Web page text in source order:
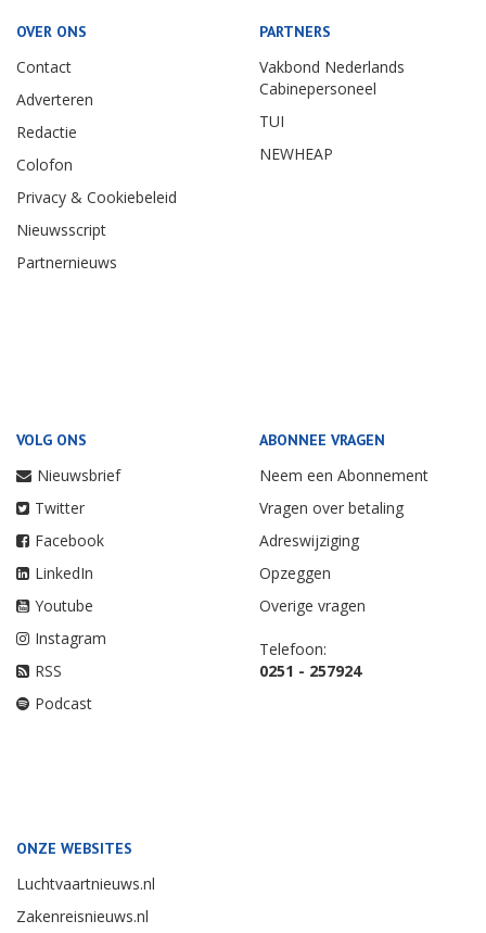
OVER ONS
Contact
Adverteren
Redactie
Colofon
Privacy & Cookiebeleid
Nieuwsscript
Partnernieuws
PARTNERS
Vakbond Nederlands
Cabinepersoneel
TUI
NEWHEAP
VOLG ONS
Nieuwsbrief
Twitter
Facebook
LinkedIn
Youtube
Instagram
RSS
Podcast
ABONNEE VRAGEN
Neem een Abonnement
Vragen over betaling
Adreswijziging
Opzeggen
Overige vragen
Telefoon:
0251 - 257924
ONZE WEBSITES
Luchtvaartnieuws.nl
Zakenreisnieuws.nl